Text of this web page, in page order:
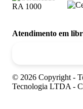
Atendimento em
© 2026 Copyright -
Tecnologia LTDA -